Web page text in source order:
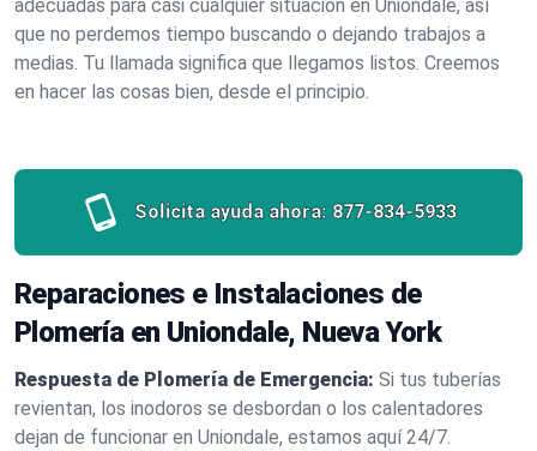
adecuadas para casi cualquier situación en Uniondale, así
que no perdemos tiempo buscando o dejando trabajos a
medias. Tu llamada significa que llegamos listos. Creemos
en hacer las cosas bien, desde el principio.
Solicita ayuda ahora: 877-834-5933
Reparaciones e Instalaciones de
Plomería en Uniondale, Nueva York
Respuesta de Plomería de Emergencia: Si tus tuberías
revientan, los inodoros se desbordan o los calentadores
dejan de funcionar en Uniondale, estamos aquí 24/7.